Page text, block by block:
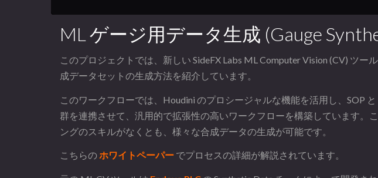
ML ゲージ用データ生成 (Gauge
このプロジェクトでは、新しい SideFX Labs ML Computer Vision (CV) ツー
成データセットの生成方法を紹介しています。
このワークフローでは、Houdini のプロシージャルな機能を活用し、SOP
群を連携させて、汎用的で拡張性の高いワークフローを構築しています。
ングのスキルがなくとも、様々な合成データの生成が可能です。
こちらのホワイトペーパー でプロセスの詳細が解説されています。